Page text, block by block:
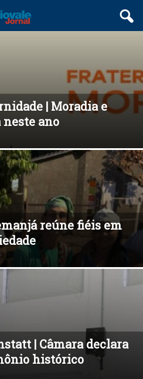
| Moradia e
ano
reúne fiéis em
| Câmara declara
histórico